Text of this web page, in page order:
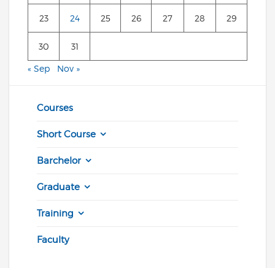
23 24 25 26 27 28 29
30 31
« Sep Nov »
Courses
Short Course
Barchelor
Graduate
Training
Faculty